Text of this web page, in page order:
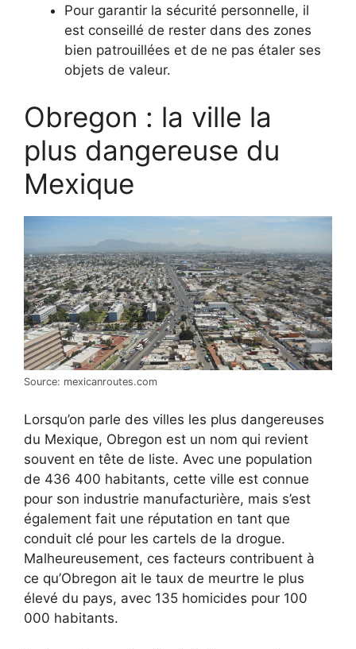
Pour garantir la sécurité personnelle, il
est conseillé de rester dans des zones
bien patrouillées et de ne pas étaler ses
objets de valeur.
Obregon : la ville la
plus dangereuse du
Mexique
Source: mexicanroutes.com
Lorsqu’on parle des villes les plus dangereuses
du Mexique, Obregon est un nom qui revient
souvent en tête de liste. Avec une population
de 436 400 habitants, cette ville est connue
pour son industrie manufacturière, mais s’est
également fait une réputation en tant que
conduit clé pour les cartels de la drogue.
Malheureusement, ces facteurs contribuent à
ce qu’Obregon ait le taux de meurtre le plus
élevé du pays, avec 135 homicides pour 100
000 habitants.